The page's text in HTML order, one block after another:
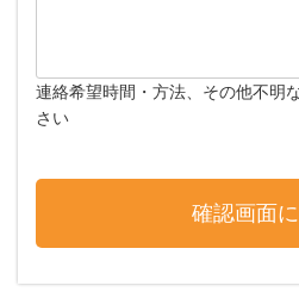
連絡希望時間・方法、その他不明
さい